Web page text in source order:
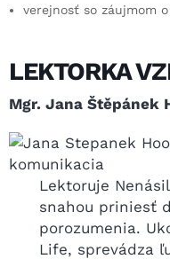
verejnosť so záujmom
LEKTORKA
Mgr. Jana Štěpánek
Lektoruje
snahou priniesť
porozumenia.
Life, sprevádza